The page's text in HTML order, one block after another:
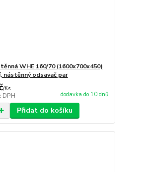
WHE 160/70 (1600x700x450)
nástěnný odsavač par
/Ks
DPH dodavka do 10 dnů
Přidat do košíku